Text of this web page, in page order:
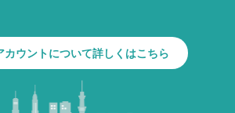
カウントについて詳しくはこちら